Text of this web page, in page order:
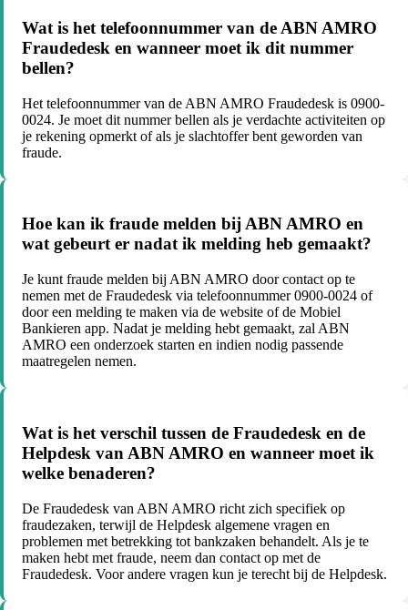
Wat is het telefoonnummer van de ABN AMRO
Fraudedesk en wanneer moet ik dit nummer
bellen?
Het telefoonnummer van de ABN AMRO Fraudedesk is 0900-
0024. Je moet dit nummer bellen als je verdachte activiteiten op
je rekening opmerkt of als je slachtoffer bent geworden van
fraude.
Hoe kan ik fraude melden bij ABN AMRO en
wat gebeurt er nadat ik melding heb gemaakt?
Je kunt fraude melden bij ABN AMRO door contact op te
nemen met de Fraudedesk via telefoonnummer 0900-0024 of
door een melding te maken via de website of de Mobiel
Bankieren app. Nadat je melding hebt gemaakt, zal ABN
AMRO een onderzoek starten en indien nodig passende
maatregelen nemen.
Wat is het verschil tussen de Fraudedesk en de
Helpdesk van ABN AMRO en wanneer moet ik
welke benaderen?
De Fraudedesk van ABN AMRO richt zich specifiek op
fraudezaken, terwijl de Helpdesk algemene vragen en
problemen met betrekking tot bankzaken behandelt. Als je te
maken hebt met fraude, neem dan contact op met de
Fraudedesk. Voor andere vragen kun je terecht bij de Helpdesk.